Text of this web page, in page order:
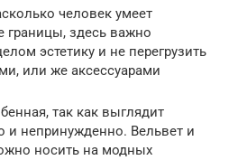
человек умеет
границы, здесь важно
эстетику и не перегрузить
или же аксессуарами
так как выглядит
и непринужденно. Вельвет и
носить на модных